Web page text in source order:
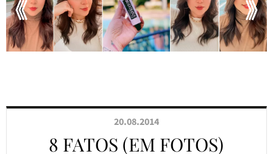
20.08.2014
8 FATOS (EM FOTOS)